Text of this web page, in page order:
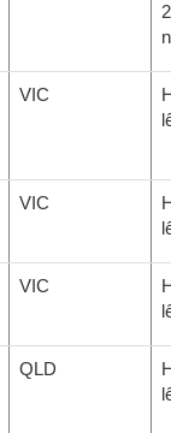
VIC
VIC
VIC
QLD